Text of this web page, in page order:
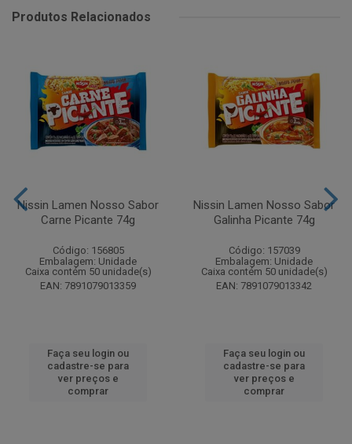
Produtos Relacionados
Nissin Lamen Nosso Sabor
Carne Picante 74g
Código: 156805
Embalagem: Unidade
Caixa contém 50 unidade(s)
EAN: 7891079013359
Faça seu login ou
cadastre-se para
ver preços e
comprar
Nissin Lamen Nosso Sabor
Galinha Picante 74g
Código: 157039
Embalagem: Unidade
Caixa contém 50 unidade(s)
EAN: 7891079013342
Faça seu login ou
cadastre-se para
ver preços e
comprar